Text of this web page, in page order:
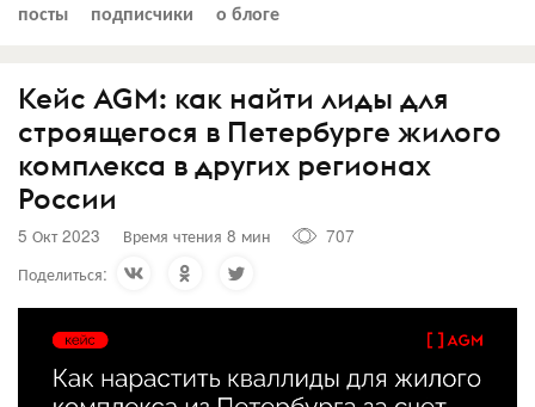
посты подписчики о блоге
Кейс AGM: как найти лиды для
строящегося в Петербурге жилого
комплекса в других регионах
России
5 Окт 2023 Время чтения 8 мин
707
Поделиться: